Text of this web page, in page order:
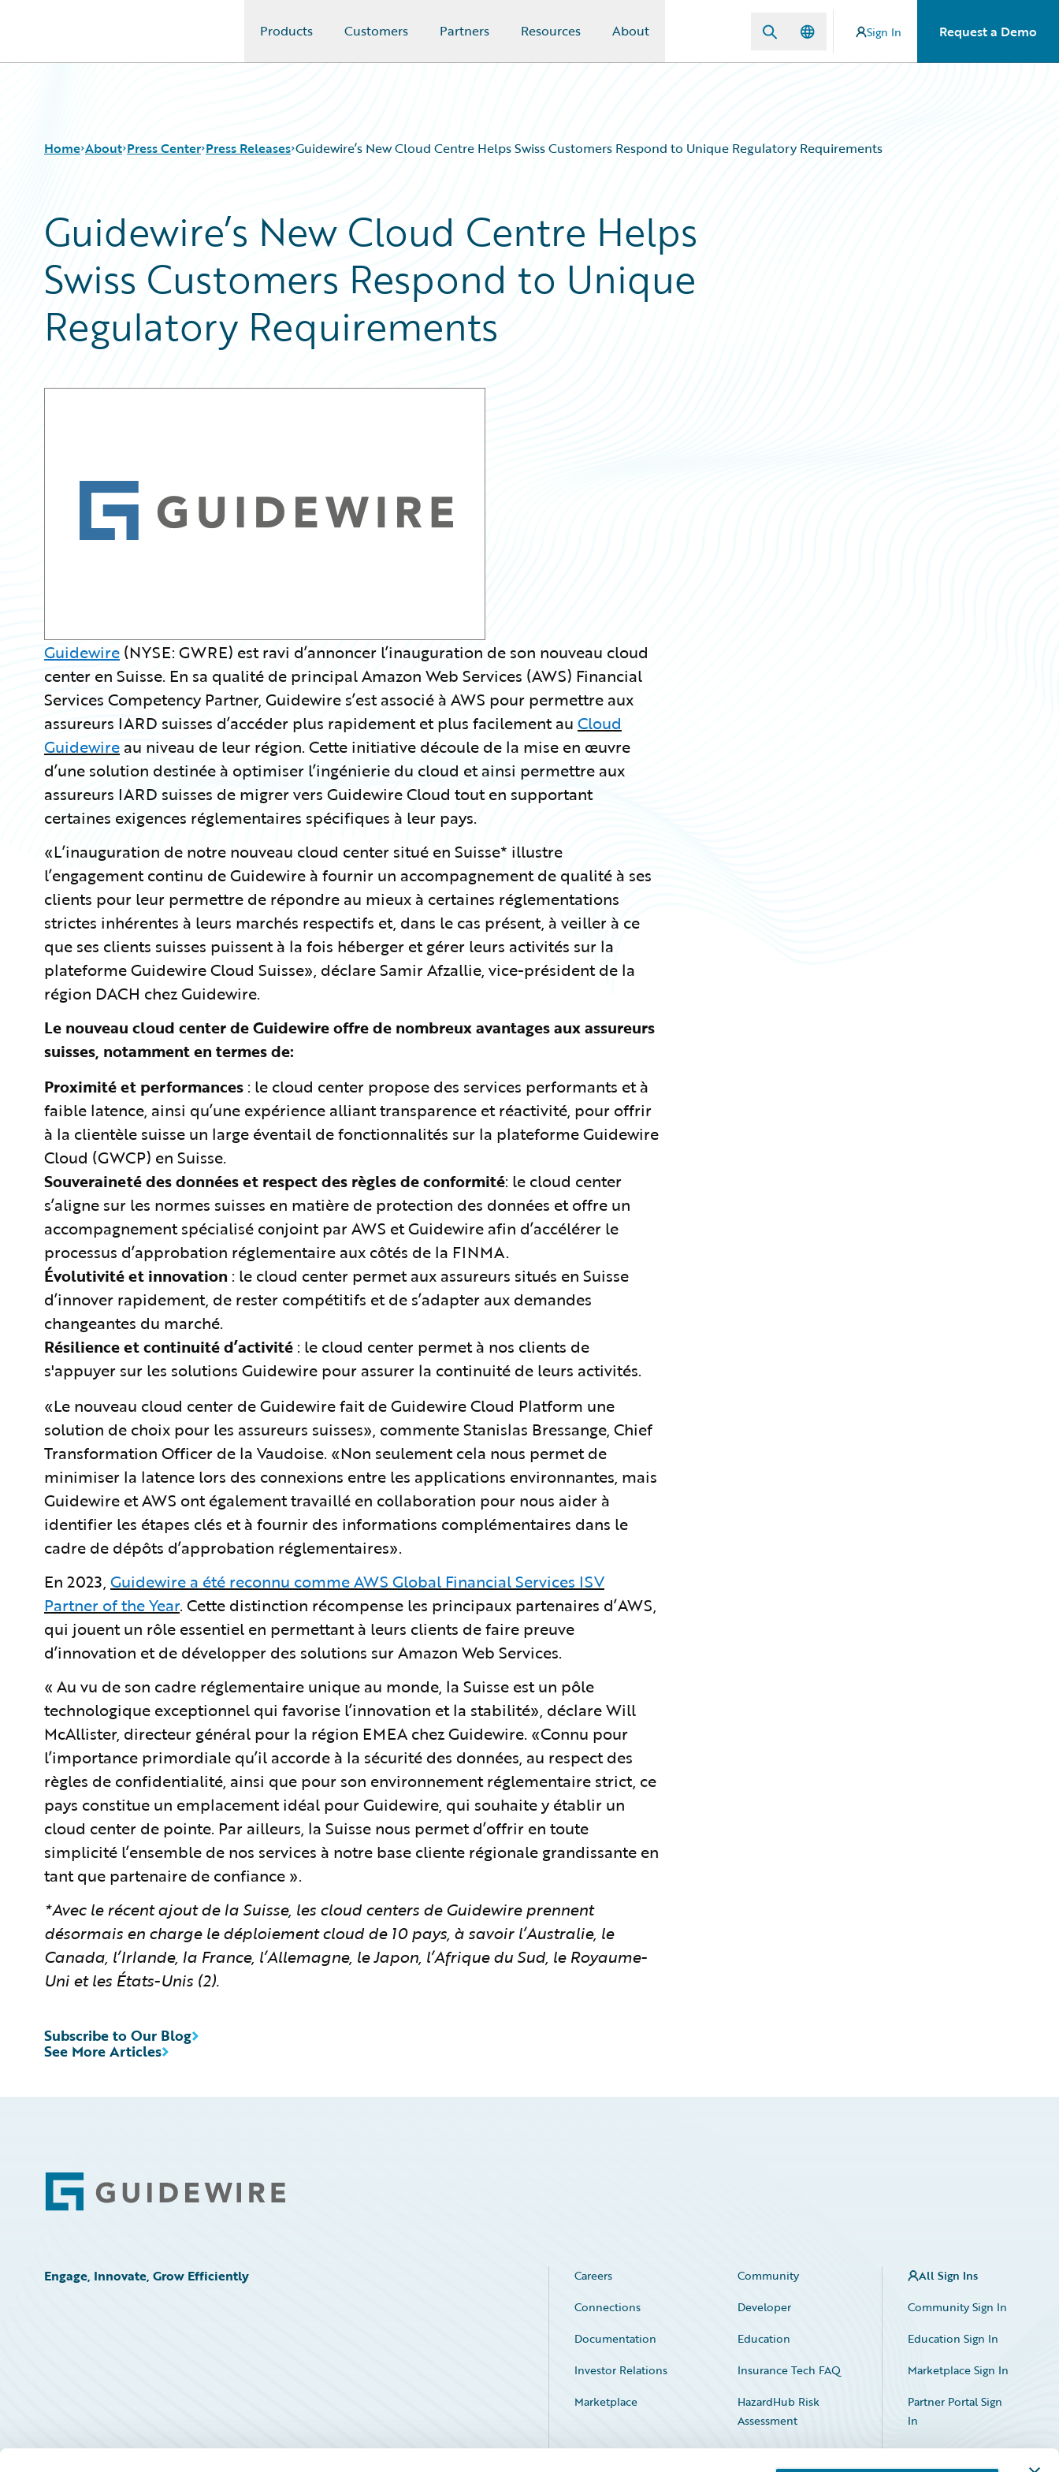
Products Customers Partners Resources About Sign In Request a Demo
Home About Press Center Press Releases Guidewire’s New Cloud Centre Helps Swiss Customers Respond to Unique Regulatory Requirements
Guidewire’s New Cloud Centre Helps
Swiss Customers Respond to Unique
Regulatory Requirements
Guidewire (NYSE: GWRE) est ravi d’annoncer l’inauguration de son nouveau cloud
center en Suisse. En sa qualité de principal Amazon Web Services (AWS) Financial
Services Competency Partner, Guidewire s’est associé à AWS pour permettre aux
assureurs IARD suisses d’accéder plus rapidement et plus facilement au Cloud
Guidewire au niveau de leur région. Cette initiative découle de la mise en œuvre
d’une solution destinée à optimiser l’ingénierie du cloud et ainsi permettre aux
assureurs IARD suisses de migrer vers Guidewire Cloud tout en supportant
certaines exigences réglementaires spécifiques à leur pays.
«L’inauguration de notre nouveau cloud center situé en Suisse* illustre
l’engagement continu de Guidewire à fournir un accompagnement de qualité à ses
clients pour leur permettre de répondre au mieux à certaines réglementations
strictes inhérentes à leurs marchés respectifs et, dans le cas présent, à veiller à ce
que ses clients suisses puissent à la fois héberger et gérer leurs activités sur la
plateforme Guidewire Cloud Suisse», déclare Samir Afzallie, vice-président de la
région DACH chez Guidewire.
Le nouveau cloud center de Guidewire offre de nombreux avantages aux assureurs
suisses, notamment en termes de:
Proximité et performances : le cloud center propose des services performants et à
faible latence, ainsi qu’une expérience alliant transparence et réactivité, pour offrir
à la clientèle suisse un large éventail de fonctionnalités sur la plateforme Guidewire
Cloud (GWCP) en Suisse.
Souveraineté des données et respect des règles de conformité: le cloud center
s’aligne sur les normes suisses en matière de protection des données et offre un
accompagnement spécialisé conjoint par AWS et Guidewire afin d’accélérer le
processus d’approbation réglementaire aux côtés de la FINMA.
Évolutivité et innovation : le cloud center permet aux assureurs situés en Suisse
d’innover rapidement, de rester compétitifs et de s’adapter aux demandes
changeantes du marché.
Résilience et continuité d’activité : le cloud center permet à nos clients de
s'appuyer sur les solutions Guidewire pour assurer la continuité de leurs activités.
«Le nouveau cloud center de Guidewire fait de Guidewire Cloud Platform une
solution de choix pour les assureurs suisses», commente Stanislas Bressange, Chief
Transformation Officer de la Vaudoise. «Non seulement cela nous permet de
minimiser la latence lors des connexions entre les applications environnantes, mais
Guidewire et AWS ont également travaillé en collaboration pour nous aider à
identifier les étapes clés et à fournir des informations complémentaires dans le
cadre de dépôts d’approbation réglementaires».
En 2023, Guidewire a été reconnu comme AWS Global Financial Services ISV
Partner of the Year. Cette distinction récompense les principaux partenaires d’AWS,
qui jouent un rôle essentiel en permettant à leurs clients de faire preuve
d’innovation et de développer des solutions sur Amazon Web Services.
« Au vu de son cadre réglementaire unique au monde, la Suisse est un pôle
technologique exceptionnel qui favorise l’innovation et la stabilité», déclare Will
McAllister, directeur général pour la région EMEA chez Guidewire. «Connu pour
l’importance primordiale qu’il accorde à la sécurité des données, au respect des
règles de confidentialité, ainsi que pour son environnement réglementaire strict, ce
pays constitue un emplacement idéal pour Guidewire, qui souhaite y établir un
cloud center de pointe. Par ailleurs, la Suisse nous permet d’offrir en toute
simplicité l’ensemble de nos services à notre base cliente régionale grandissante en
tant que partenaire de confiance ».
*Avec le récent ajout de la Suisse, les cloud centers de Guidewire prennent
désormais en charge le déploiement cloud de 10 pays, à savoir l’Australie, le
Canada, l’Irlande, la France, l’Allemagne, le Japon, l’Afrique du Sud, le Royaume-
Uni et les États-Unis (2).
See More Articles
Subscribe to Our Blog
Footer
Engage, Innovate, Grow Efficiently Careers
Community
Connections
Developer
Documentation
Education
Investor Relations
Insurance Tech FAQ
Marketplace
HazardHub Risk
Assessment
Service Status
All Sign Ins
Community Sign In
Education Sign In
Marketplace Sign In
Partner Portal Sign
In